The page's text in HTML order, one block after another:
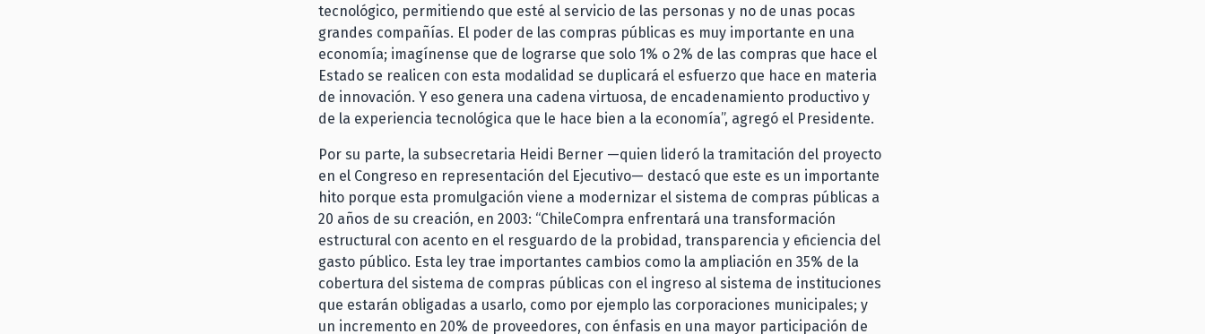
tecnológico, permitiendo que esté al servicio de las personas y no de unas pocas
grandes compañías. El poder de las compras públicas es muy importante en una
economía; imagínense que de lograrse que solo 1% o 2% de las compras que hace el
Estado se realicen con esta modalidad se duplicará el esfuerzo que hace en materia
de innovación. Y eso genera una cadena virtuosa, de encadenamiento productivo y
de la experiencia tecnológica que le hace bien a la economía”, agregó el Presidente.
Por su parte, la subsecretaria Heidi Berner —quien lideró la tramitación del proyecto
en el Congreso en representación del Ejecutivo— destacó que este es un importante
hito porque esta promulgación viene a modernizar el sistema de compras públicas a
20 años de su creación, en 2003: “ChileCompra enfrentará una transformación
estructural con acento en el resguardo de la probidad, transparencia y eficiencia del
gasto público. Esta ley trae importantes cambios como la ampliación en 35% de la
cobertura del sistema de compras públicas con el ingreso al sistema de instituciones
que estarán obligadas a usarlo, como por ejemplo las corporaciones municipales; y
un incremento en 20% de proveedores, con énfasis en una mayor participación de